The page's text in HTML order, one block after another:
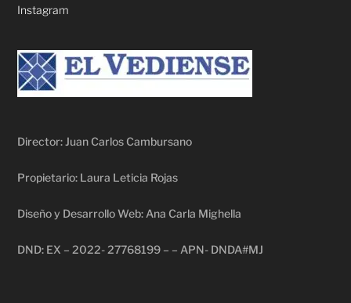
Instagram
Director: Juan Carlos Cambursano
Propietario: Laura Leticia Rojas
Diseño y Desarrollo Web: Ana Carla Mighella
DND: EX – 2022- 27768199 – – APN- DNDA#MJ